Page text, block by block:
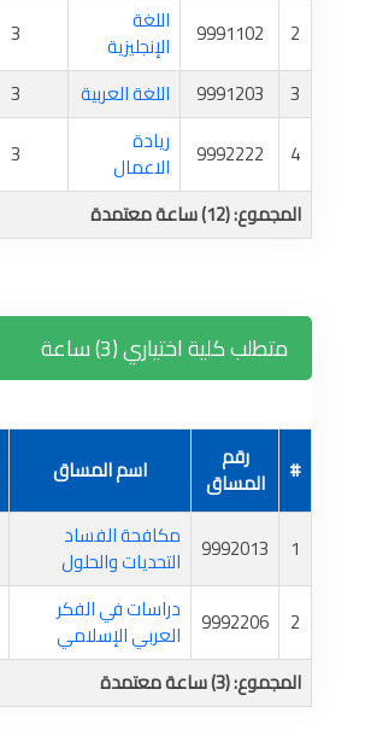
2
9991102 اللغة
الإنجليزية
3
3
9991203 اللغة العربية
3
4
9992222 ريادة
الاعمال
3
المجموع: (12) ساعة معتمدة
متطلب كلية اختياري (3) ساعة
# رقم
المساق اسم المساق
1
9992013 مكافحة الفساد
التحديات والحلول
2
9992206 دراسات في الفكر
العربي الإسلامي
المجموع: (3) ساعة معتمدة